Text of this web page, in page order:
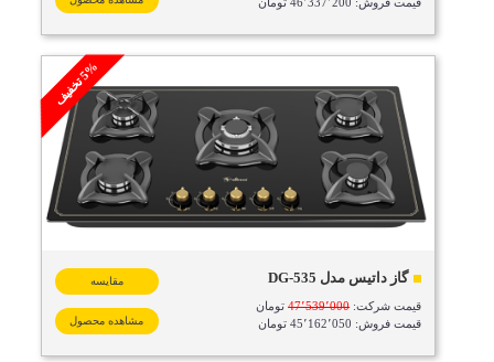
گاز داتیس مدل DG-535
قیمت شرکت:47٬539٬000تومان
قیمت فروش: 45٬162٬050 تومان
5
%
ت
خ
ف
ی
ف
مقایسه
مشاهده محصول